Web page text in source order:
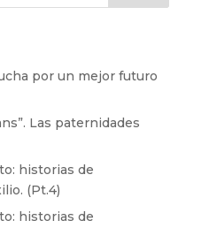
por un mejor futuro
Las paternidades
historias de
(Pt.4)
historias de